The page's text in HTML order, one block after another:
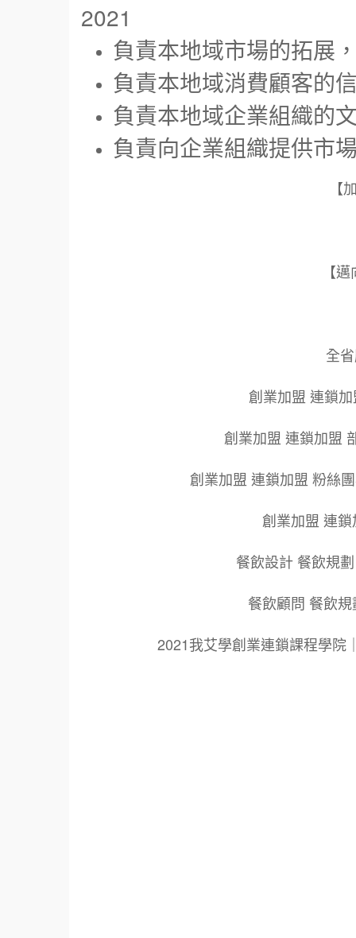
2021
負責本地域市場的拓展
負責本地域消費顧客的
負責本地域企業組織的
負責向企業組織提供市
【
【
全
創業加盟 連鎖
創業加盟 連鎖加盟
創業加盟 連鎖加盟 粉絲
創業加盟 連
餐飲設計 餐飲規
餐飲顧問 餐飲
2021我艾學創業連鎖課程學院